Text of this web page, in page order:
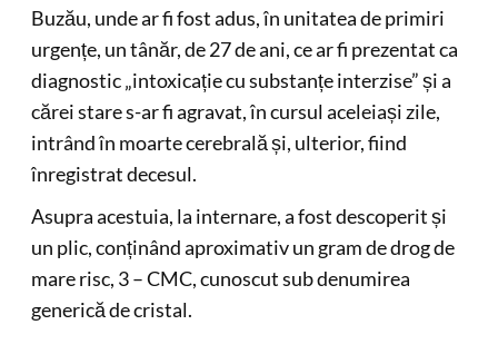
Buzău, unde ar fi fost adus, în unitatea de primiri
urgențe, un tânăr, de 27 de ani, ce ar fi prezentat ca
diagnostic „intoxicație cu substanțe interzise” și a
cărei stare s-ar fi agravat, în cursul aceleiași zile,
intrând în moarte cerebrală și, ulterior, fiind
înregistrat decesul.
Asupra acestuia, la internare, a fost descoperit și
un plic, conținând aproximativ un gram de drog de
mare risc, 3 – CMC, cunoscut sub denumirea
generică de cristal.